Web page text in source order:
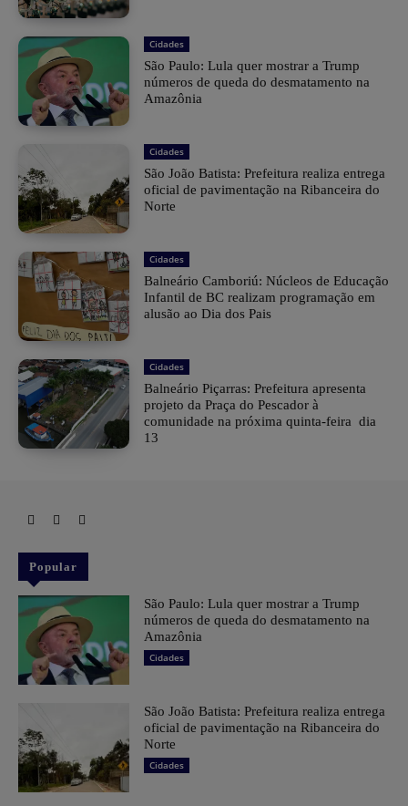
Cidades
São Paulo: Lula quer mostrar a Trump
números de queda do desmatamento na
Amazônia
Cidades
São João Batista: Prefeitura realiza entrega
oficial de pavimentação na Ribanceira do
Norte
Cidades
Balneário Camboriú: Núcleos de Educação
Infantil de BC realizam programação em
alusão ao Dia dos Pais
Cidades
Balneário Piçarras: Prefeitura apresenta
projeto da Praça do Pescador à
comunidade na próxima quinta-feira dia
13
Popular
São Paulo: Lula quer mostrar a Trump
números de queda do desmatamento na
Amazônia
Cidades
São João Batista: Prefeitura realiza entrega
oficial de pavimentação na Ribanceira do
Norte
Cidades